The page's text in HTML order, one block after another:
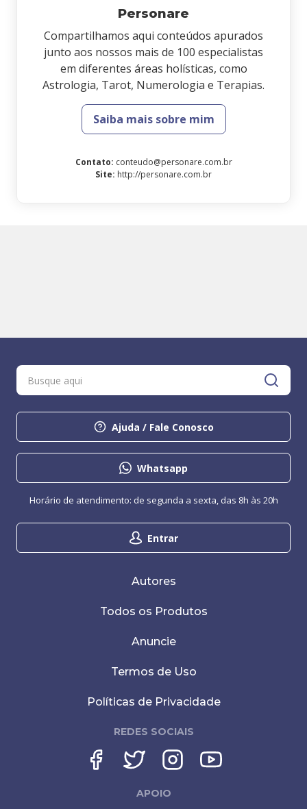
Personare
Compartilhamos aqui conteúdos apurados
junto aos nossos mais de 100 especialistas
em diferentes áreas holísticas, como
Astrologia, Tarot, Numerologia e Terapias.
Saiba mais sobre mim
Contato: conteudo@personare.com.br
Site: http://personare.com.br
Ajuda / Fale Conosco
Whatsapp
Entrar
Horário de atendimento: de segunda a sexta, das 8h às 20h
Autores
Todos os Produtos
Anuncie
Termos de Uso
Políticas de Privacidade
REDES SOCIAIS
APOIO